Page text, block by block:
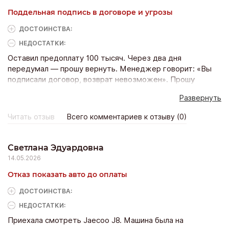
Поддельная подпись в договоре и угрозы
ДОСТОИНCТВА:
НЕДОСТАТКИ:
Оставил предоплату 100 тысяч. Через два дня
передумал — прошу вернуть. Менеджер говорит: «Вы
подписали договор, возврат невозможен». Прошу
стоит моя подпись, но совсем не моя! Я расписываюсь
так, что перепутать невозможно. Это был почерк
менеджера. Он попытался подделать мою подпись.
вернуть деньги. При этом шепнул: «Только имейте в
виду, у нас везде камеры, а вы агрессивный клиент».
Развернуть
Читать отзыв Всего комментариев к отзыву (0)
Светлана Эдуардовна
14.05.2026
Отказ показать авто до оплаты
ДОСТОИНCТВА:
НЕДОСТАТКИ:
Приехала смотреть Jaecoo J8. Машина была на